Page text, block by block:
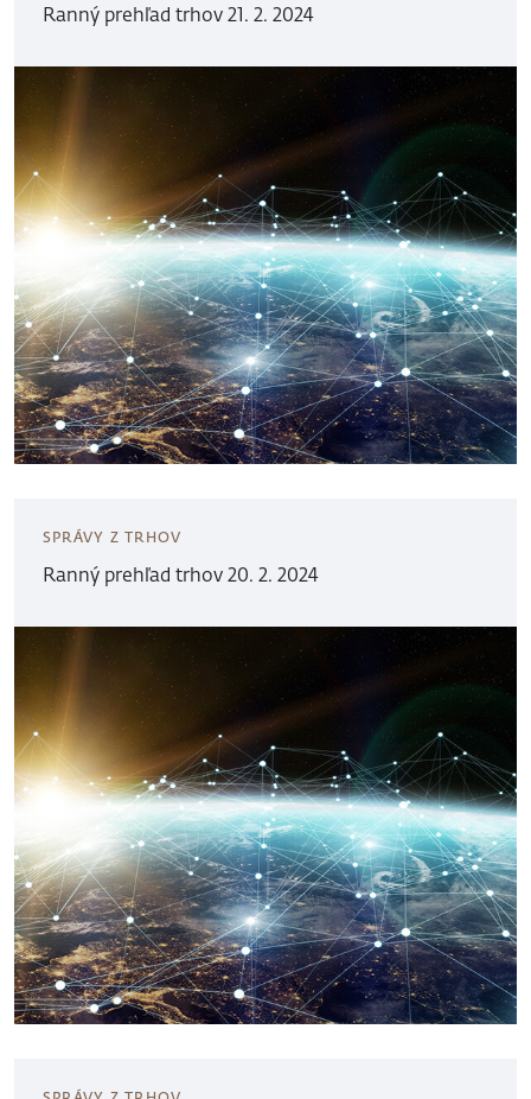
Ranný prehľad trhov 21. 2. 2024
SPRÁVY Z TRHOV
Ranný prehľad trhov 20. 2. 2024